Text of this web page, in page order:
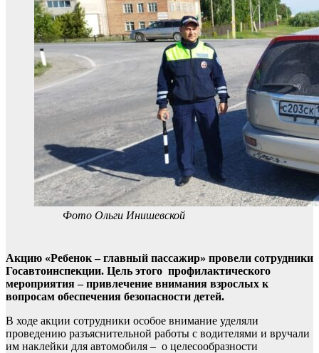
Фото Ольги Инишевской
Акцию «Ребенок – главный пассажир» провели сотрудники
Госавтоинспекции. Цель этого профилактического
мероприятия – привлечение внимания взрослых к
вопросам обеспечения безопасности детей.
В ходе акции сотрудники особое внимание уделяли
проведению разъяснительной работы с водителями и вручали
им наклейки для автомобиля – о целесообразности